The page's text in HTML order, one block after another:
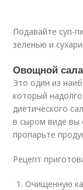
Подавайте суп-
зеленью и
Овощной
Это один из
который
диетического
в сыром виде вы
пропарьте
Рецепт
Очищенную